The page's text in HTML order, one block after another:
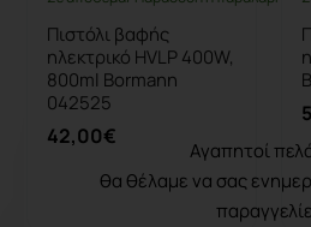
Αγαπητοί
θα θέλαμε να σας
Πιστόλι βαφής
ηλεκτρικό HVLP 400W,
800ml Bormann
042525
42,00€
Καλάθι